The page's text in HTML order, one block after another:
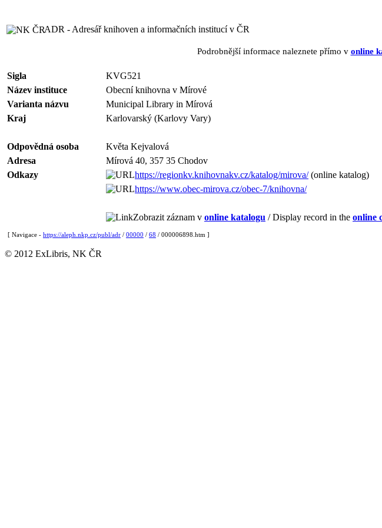
ADR - Adresář knihoven a informačních institucí v ČR
Podrobnější informace naleznete přímo v online
Sigla
KVG521
Název instituce
Obecní knihovna v Mírové
Varianta názvu
Municipal Library in Mírová
Kraj
Karlovarský (Karlovy Vary)
Odpovědná osoba
Květa Kejvalová
Adresa
Mírová 40, 357 35 Chodov
Odkazy
https://regionkv.knihovnakv.cz/katalog/mirova/(online katalog)
https://www.obec-mirova.cz/obec-7/knihovna/
Zobrazit záznam v online katalogu / Display record in the online
[ Navigace - https://aleph.nkp.cz/publ/adr / 00000 / 68 / 000006898.htm ]
© 2012 ExLibris, NK ČR